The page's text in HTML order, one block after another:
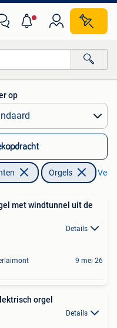
op
Orgels
met windtunnel uit de
Details
9 mei 26
orgel
Details